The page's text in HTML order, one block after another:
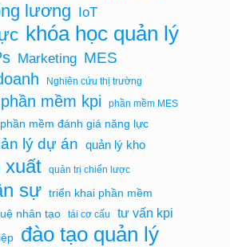
lương IoT
khóa học quản lý
Marketing MES
Nghiên cứu thị trường
phần mềm kpi phần mềm MES
phần mềm đánh giá năng lực
lý dự án quản lý kho
xuất quản trị chiến lược
sự triển khai phần mềm
nhân tạo tái cơ cấu tư vấn kpi
đào tạo quản lý